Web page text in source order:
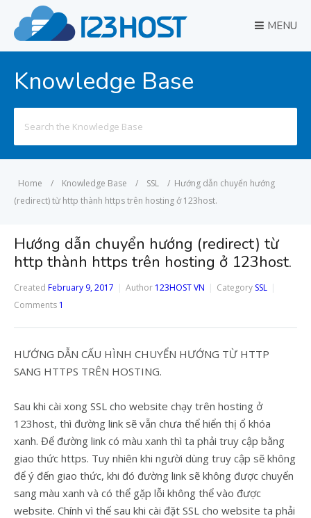
MENU
Knowledge Base
for:
Home / Knowledge Base / SSL / Hướng dẫn chuyển hướng
(redirect) từ http thành https trên hosting ở 123host.
Hướng dẫn chuyển hướng (redirect) từ
http thành https trên hosting ở 123host.
Created February 9, 2017 Author 123HOST VN Category SSL
Comments 1
HƯỚNG DẪN CẤU HÌNH CHUYỂN HƯỚNG TỪ HTTP
SANG HTTPS TRÊN HOSTING.
Sau khi cài xong SSL cho website chạy trên hosting ở
123host, thì đường link sẽ vẫn chưa thể hiển thị ổ khóa
xanh. Để đường link có màu xanh thì ta phải truy cập bằng
giao thức https. Tuy nhiên khi người dùng truy cập sẽ không
để ý đến giao thức, khi đó đường link sẽ không được chuyển
sang màu xanh và có thể gặp lỗi không thể vào được
website. Chính vì thế sau khi cài đặt SSL cho website ta phải